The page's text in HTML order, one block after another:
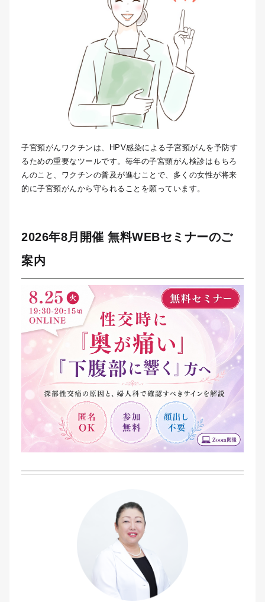
子宮頸がんワクチンは、HPV感染による子宮頸がんを予防す
るための重要なツールです。毎年の子宮頸がん検診はもちろ
んのこと、ワクチンの普及が進むことで、多くの女性が将来
的に子宮頸がんから守られることを願っています。
2026年8月開催 無料WEBセミナーのご
案内